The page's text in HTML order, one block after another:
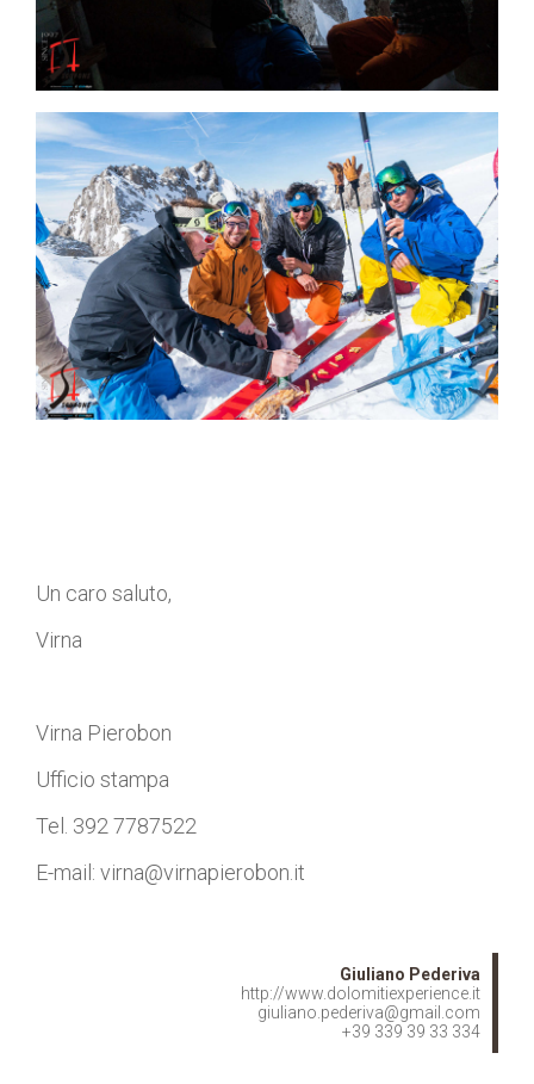
Un caro saluto,
Virna
Virna Pierobon
Ufficio stampa
Tel. 392 7787522
E-mail: virna@virnapierobon.it
Giuliano Pederiva
http://www.dolomitiexperience.it
giuliano.pederiva@gmail.com
+39 339 39 33 334